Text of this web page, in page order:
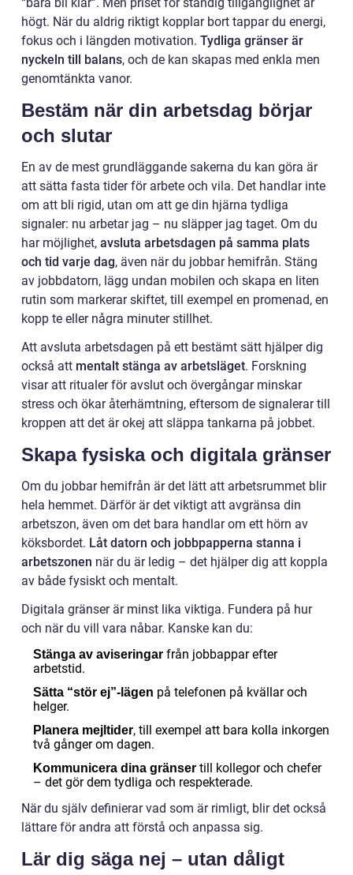
högt. När du aldrig riktigt kopplar bort tappar du energi,
fokus och i längden motivation. Tydliga gränser är
nyckeln till balans, och de kan skapas med enkla men
genomtänkta vanor.
Bestäm när din arbetsdag börjar
och slutar
En av de mest grundläggande sakerna du kan göra är
att sätta fasta tider för arbete och vila. Det handlar inte
om att bli rigid, utan om att ge din hjärna tydliga
signaler: nu arbetar jag – nu släpper jag taget. Om du
har möjlighet, avsluta arbetsdagen på samma plats
och tid varje dag, även när du jobbar hemifrån. Stäng
av jobbdatorn, lägg undan mobilen och skapa en liten
rutin som markerar skiftet, till exempel en promenad, en
kopp te eller några minuter stillhet.
Att avsluta arbetsdagen på ett bestämt sätt hjälper dig
också att mentalt stänga av arbetsläget. Forskning
visar att ritualer för avslut och övergångar minskar
stress och ökar återhämtning, eftersom de signalerar till
kroppen att det är okej att släppa tankarna på jobbet.
Skapa fysiska och digitala gränser
Om du jobbar hemifrån är det lätt att arbetsrummet blir
hela hemmet. Därför är det viktigt att avgränsa din
arbetszon, även om det bara handlar om ett hörn av
köksbordet. Låt datorn och jobbpapperna stanna i
arbetszonen när du är ledig – det hjälper dig att koppla
av både fysiskt och mentalt.
Digitala gränser är minst lika viktiga. Fundera på hur
och när du vill vara nåbar. Kanske kan du:
Stänga av aviseringar från jobbappar efter
arbetstid.
Sätta “stör ej”-lägen på telefonen på kvällar och
helger.
Planera mejltider, till exempel att bara kolla inkorgen
två gånger om dagen.
Kommunicera dina gränser till kollegor och chefer
– det gör dem tydliga och respekterade.
När du själv definierar vad som är rimligt, blir det också
lättare för andra att förstå och anpassa sig.
Lär dig säga nej – utan dåligt